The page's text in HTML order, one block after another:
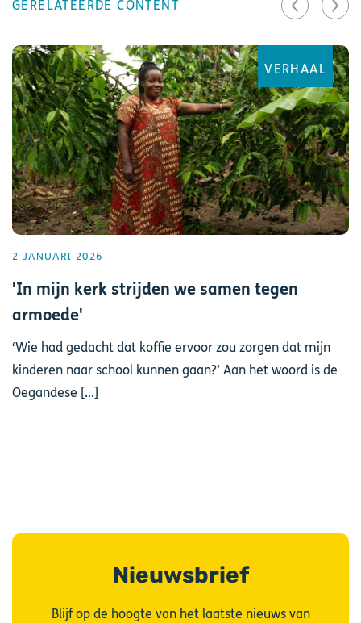
GERELATEERDE CONTENT
VERHAAL
2 JANUARI 2026
'In mijn kerk strijden we samen tegen
armoede'
‘Wie had gedacht dat koffie ervoor zou zorgen dat mijn
kinderen naar school kunnen gaan?’ Aan het woord is de
Oegandese [...]
Nieuwsbrief
Blijf op de hoogte van het laatste nieuws van